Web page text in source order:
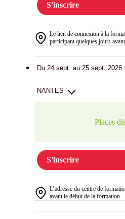
S'inscrire
Le lien de connexion à la
participant quelques jours
Du 24 sept. au 25 sept. 2026
NANTES
Places
S'inscrire
L’adresse du centre de
avant le début de la formation